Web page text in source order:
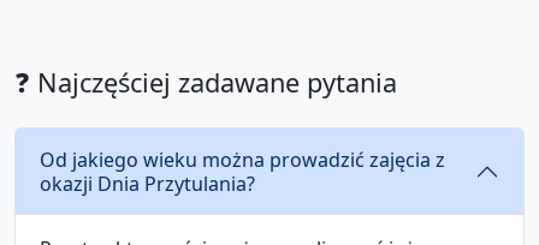
❓ Najczęściej zadawane pytania
Od jakiego wieku można prowadzić zajęcia z
okazji Dnia Przytulania?